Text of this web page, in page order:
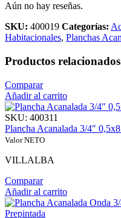
Aún no hay reseñas.
SKU: 400019 Categorías:
Habitacionales, Planchas
Productos relacionados
Comparar
Añadir al carrito
SKU: 400311
Plancha Acanalada 3/4″
Valor NETO
VILLALBA
Comparar
Añadir al carrito